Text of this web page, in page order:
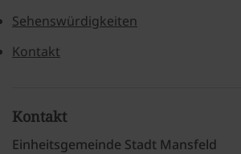
Sehenswürdigkeiten
Kontakt
Kontakt
Einheitsgemeinde Stadt Mansfeld